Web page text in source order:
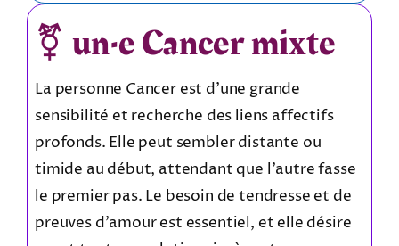
⚧️ un·e Cancer mixte
La personne Cancer est d’une grande
sensibilité et recherche des liens affectifs
profonds. Elle peut sembler distante ou
timide au début, attendant que l’autre fasse
le premier pas. Le besoin de tendresse et de
preuves d’amour est essentiel, et elle désire